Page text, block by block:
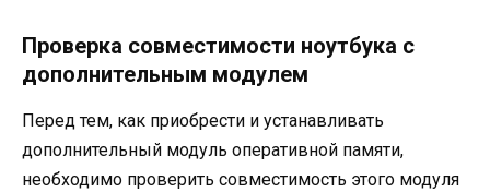
Проверка совместимости ноутбука с
дополнительным модулем
Перед тем, как приобрести и устанавливать
дополнительный модуль оперативной памяти,
необходимо проверить совместимость этого модуля